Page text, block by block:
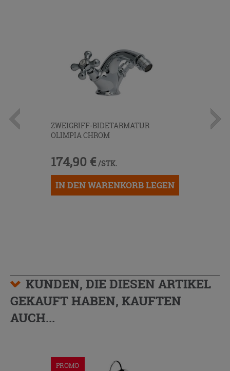
ZWEIGRIFF-BIDETARMATUR
OLIMPIA CHROM
174,90 € /STK.
IN DEN WARENKORB LEGEN
KUNDEN, DIE DIESEN ARTIKEL
GEKAUFT HABEN, KAUFTEN
AUCH...
PROMO